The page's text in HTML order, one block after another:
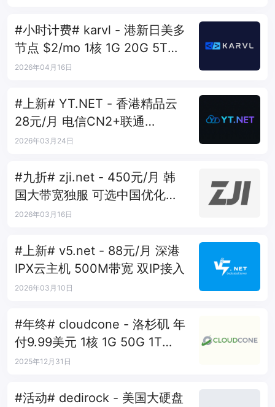
#小时计费# karvl - 港新日美多
节点 $2/mo 1核 1G 20G 5T
1Gbps
2026年04月16日
#上新# YT.NET - 香港精品云
28元/月 电信CN2+联通
AS10099+移动CMI
2026年03月24日
#九折# zji.net - 450元/月 韩
国大带宽独服 可选中国优化和
纯国际线路
2026年03月16日
#上新# v5.net - 88元/月 深港
IPX云主机 500M带宽 双IP接入
2026年03月10日
#年终# cloudcone - 洛杉矶 年
付9.99美元 1核 1G 50G 1T
1Gbps
2025年12月31日
#活动# dedirock - 美国大硬盘